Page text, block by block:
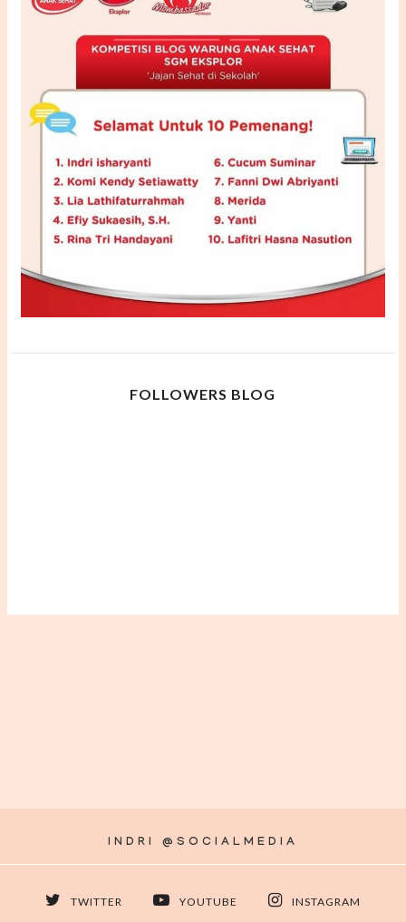
FOLLOWERS BLOG
INDRI @SOCIALMEDIA
TWITTER YOUTUBE INSTAGRAM